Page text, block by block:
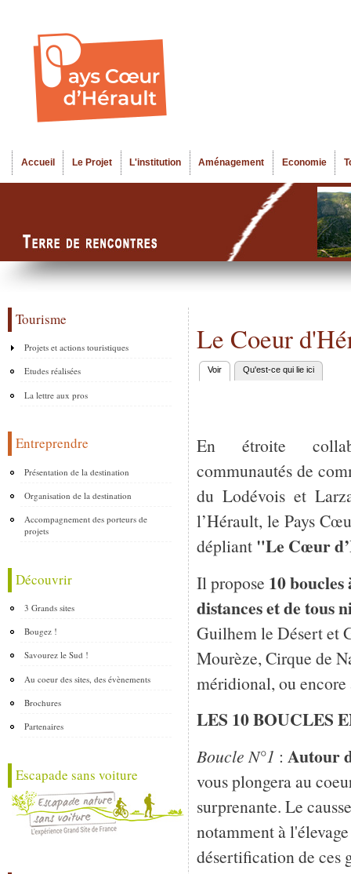
Menu principal
Accueil Le Projet L'institution Aménagement Economie
Tourisme
Projets et actions touristiques
Etudes réalisées
La lettre aux pros
Entreprendre
Présentation de la destination
Organisation de la destination
Accompagnement des porteurs de
projets
Découvrir
3 Grands sites
Bougez !
Savourez le Sud !
Au coeur des sites, des évènements
Brochures
Partenaires
Escapade sans voiture
Le Coeur
Onglets principaux
Voir (onglet actif)
Qu'est-ce qui lie ici
En étroite
communautés de
du Lodévois et
l’Hérault, le Pays
dépliant "Le Cœur
Il propose 10
distances et de tous
Guilhem le Désert et
Mourèze, Cirque de
méridional, ou
LES 10 BOUCLES
Boucle N°1 : Autour
vous plongera au
surprenante. Le
notamment à
désertification de ces